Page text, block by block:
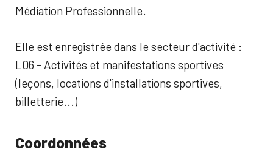
Médiation Professionnelle.
Elle est enregistrée dans le secteur d'activité :
L06 - Activités et manifestations sportives
(leçons, locations d'installations sportives,
billetterie...)
Coordonnées